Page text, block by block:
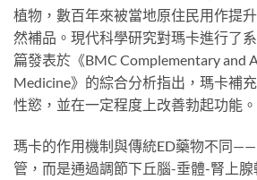
植物，數百年來被當地原住民用作提
然補品。現代科學研究對瑪卡進行了
篇發表於《BMC Complementary and
Medicine》的綜合分析指出，瑪卡補
性慾，並在一定程度上改善勃起功能。
瑪卡的作用機制與傳統ED藥物不同
管，而是通過調節下丘腦-垂體-腎上腺